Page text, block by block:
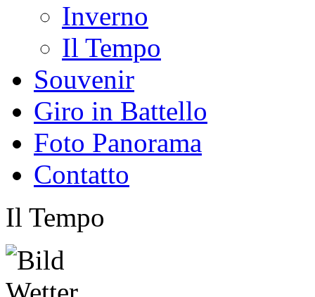
Inverno
Il Tempo
Souvenir
Giro in Battello
Foto Panorama
Contatto
Il Tempo